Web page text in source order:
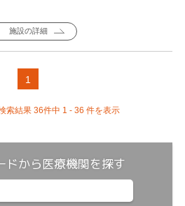
施設の詳細
1
索結果 36件中 1 - 36 件を表示
ドから医療機関を探す